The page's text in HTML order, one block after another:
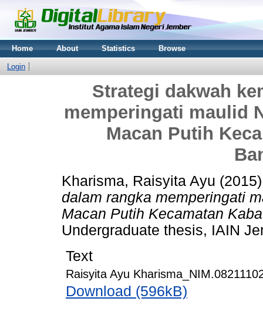
Home About Statistics Browse
Login
Strategi dakwah
memperingati maulid
Macan Putih
Kharisma, Raisyita Ayu
dalam rangka memperingati
Macan Putih Kecamatan
Undergraduate thesis, IAIN
Text
Raisyita Ayu
Download (596kB)